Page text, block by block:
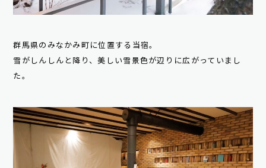
群馬県のみなかみ町に位置する当宿。
雪がしんしんと降り、美しい雪景色が辺りに広がっていまし
た。